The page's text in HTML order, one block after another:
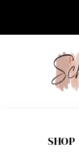
SHOP